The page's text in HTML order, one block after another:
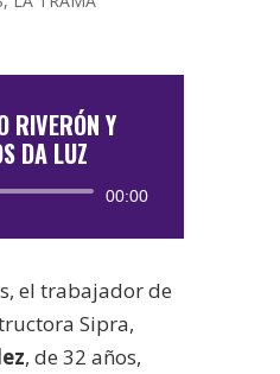
RIVERÓN Y
DA LUZ
Reproductor
00:00
el trabajador de
Sipra,
, de 32 años,